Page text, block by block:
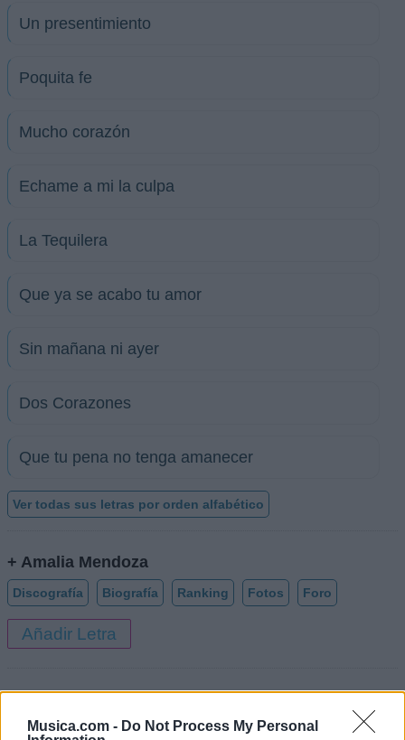
Musica.com - Do Not Process My Personal
Un presentimiento
Poquita fe
Mucho corazón
Echame a mi la culpa
La Tequilera
Que ya se acabo tu amor
Sin mañana ni ayer
Dos Corazones
Que tu pena no tenga amanecer
Ver todas sus letras por orden alfabético
+ Amalia Mendoza
Discografía Biografía Ranking Fotos Foro
Añadir Letra
Ranking de Amalia Mendoza